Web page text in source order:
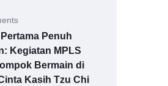
Penuh
Kegiatan MPLS
Bermain di
Kasih Tzu Chi